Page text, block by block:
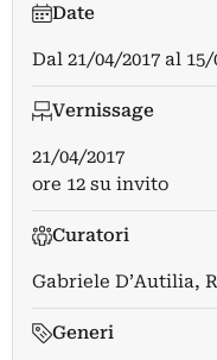
Date
Dal 21/04/2017 al 15/
Vernissage
21/04/2017
ore 12 su invito
Curatori
Gabriele D’Autilia,
Generi